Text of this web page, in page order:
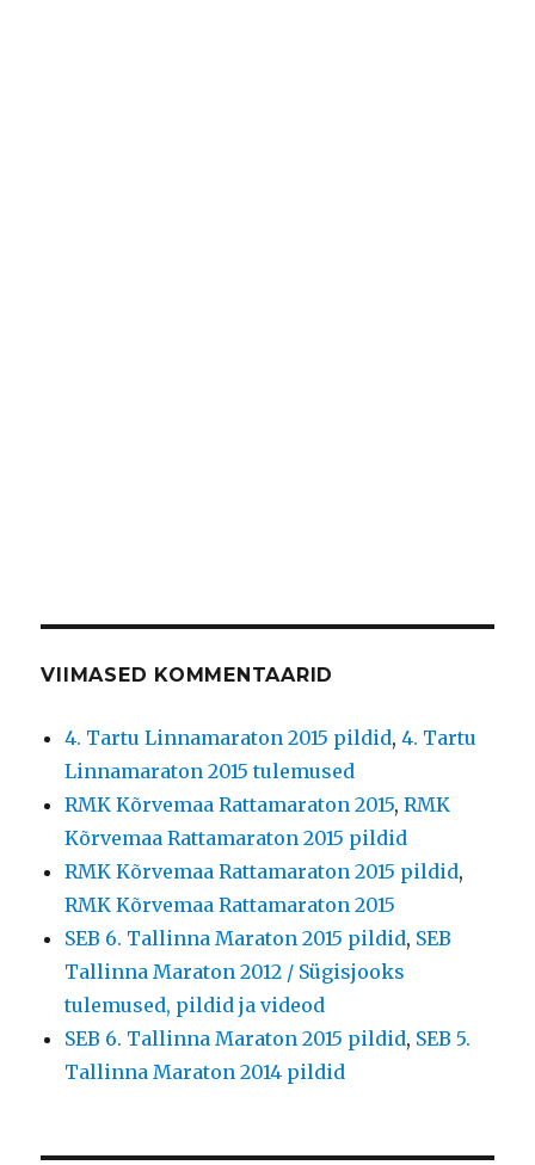
VIIMASED KOMMENTAARID
4. Tartu Linnamaraton 2015 pildid,4. Tartu
Linnamaraton 2015 tulemused
RMK Kõrvemaa Rattamaraton 2015,RMK
Kõrvemaa Rattamaraton 2015 pildid
RMK Kõrvemaa Rattamaraton 2015 pildid,
RMK Kõrvemaa Rattamaraton 2015
SEB 6. Tallinna Maraton 2015 pildid, SEB
Tallinna Maraton 2012 / Sügisjooks
tulemused, pildid ja videod
SEB 6. Tallinna Maraton 2015 pildid, SEB 5.
Tallinna Maraton 2014 pildid